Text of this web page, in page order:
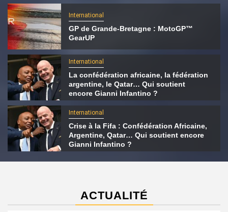
International
GP de Grande-Bretagne : MotoGP™
GearUP
International
La confédération africaine, la fédération
argentine, le Qatar… Qui soutient
encore Gianni Infantino ?
International
Crise à la Fifa : Confédération Africaine,
Argentine, Qatar… Qui soutient encore
Gianni Infantino ?
ACTUALITÉ